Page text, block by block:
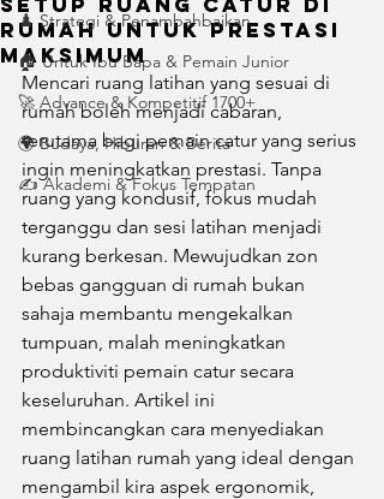
♟️ Strategi & Penambahbaikan
🏠 Untuk Ibu Bapa & Pemain Junior
🚀 Advance & Kompetitif 1700+
🌍 Budaya, Hiburan & Berita
✍️ Akademi & Fokus Tempatan
Rumah untuk Prestasi
Maksimum
Mencari ruang latihan yang sesuai di
rumah boleh menjadi cabaran,
terutama bagi pemain catur yang serius
ingin meningkatkan prestasi. Tanpa
ruang yang kondusif, fokus mudah
terganggu dan sesi latihan menjadi
kurang berkesan. Mewujudkan zon
bebas gangguan di rumah bukan
sahaja membantu mengekalkan
tumpuan, malah meningkatkan
produktiviti pemain catur secara
keseluruhan. Artikel ini
membincangkan cara menyediakan
ruang latihan rumah yang ideal dengan
mengambil kira aspek ergonomik,